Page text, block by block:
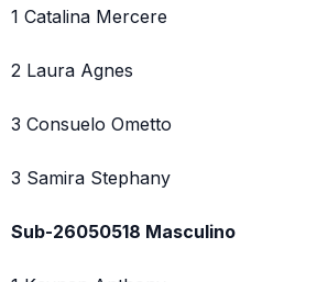
1 Catalina Mercere
2 Laura Agnes
3 Consuelo Ometto
3 Samira Stephany
Sub-26050518 Masculino